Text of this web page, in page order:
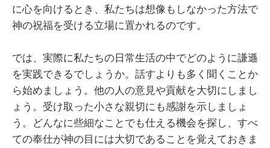
に心を向けるとき、私たちは想像もしなかった方法で
神の祝福を受ける立場に置かれるのです。
では、実際に私たちの日常生活の中でどのように謙遜
を実践できるでしょうか。話すよりも多く聞くことか
ら始めましょう。他の人の意見や貢献を大切にしまし
ょう。受け取った小さな親切にも感謝を示しましょ
う。どんなに些細なことでも仕える機会を探し、すべ
ての奉仕が神の目には大切であることを覚えておきま